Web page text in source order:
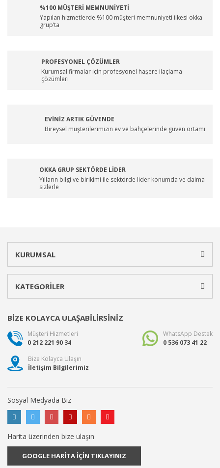
%100 MÜŞTERİ MEMNUNİYETİ
Yapılan hizmetlerde %100 müşteri memnuniyeti ilkesi okka
grup’ta
PROFESYONEL ÇÖZÜMLER
Kurumsal firmalar için profesyonel haşere ilaçlama
çözümleri
EVİNİZ ARTIK GÜVENDE
Bireysel müşterilerimizin ev ve bahçelerinde güven ortamı
OKKA GRUP SEKTÖRDE LİDER
Yılların bilgi ve birikimi ile sektörde lider konumda ve daima
sizlerle
KURUMSAL
KATEGORİLER
BİZE KOLAYCA ULAŞABİLİRSİNİZ
Müşteri Hizmetleri
0 212 221 90 34
WhatsApp Destek
0 536 073 41 22
Bize Kolayca Ulaşın
İletişim Bilgilerimiz
Sosyal Medyada Biz
Harita üzerinden bize ulaşın
GOOGLE HARİTA İÇİN TIKLAYINIZ